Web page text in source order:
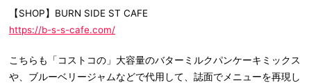
【SHOP】BURN SIDE ST CAFE
https://b-s-s-cafe.com/
こちらも「コストコの」大容量のバターミルクパンケーキミックス
や、ブルーベリージャムなどで代用して、誌面でメニューを再現し